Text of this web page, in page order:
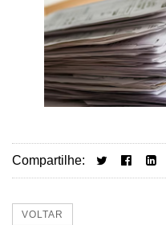
Compartilhe:
VOLTAR